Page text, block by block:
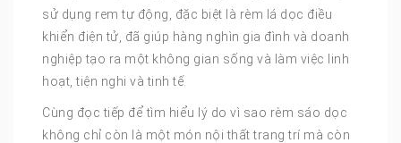
sử dụng rem tự động, đặc biệt là rèm lá dọc điều
khiển điện tử, đã giúp hàng nghìn gia đình và doanh
nghiệp tạo ra một không gian sống và làm việc linh
hoạt, tiện nghi và tinh tế.
Cùng đọc tiếp để tìm hiểu lý do vì sao rèm sáo dọc
không chỉ còn là một món nội thất trang trí mà còn